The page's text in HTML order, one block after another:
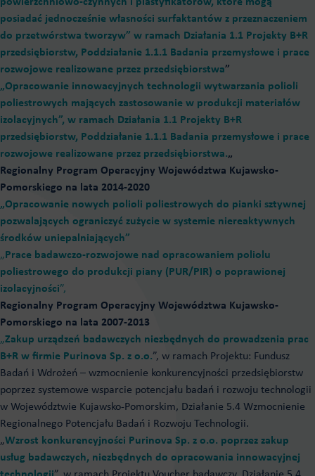
posiadać jednocześnie własności surfaktantów z przeznaczeniem
do przetwórstwa tworzyw” w ramach Działania 1.1 Projekty B+R
przedsiębiorstw, Poddziałanie 1.1.1 Badania przemysłowe i prace
rozwojowe realizowane przez przedsiębiorstwa”
„Opracowanie innowacyjnych technologii wytwarzania polioli
poliestrowych mających zastosowanie w produkcji materiałów
izolacyjnych”, w ramach Działania 1.1 Projekty B+R
przedsiębiorstw, Poddziałanie 1.1.1 Badania przemysłowe i prace
rozwojowe realizowane przez przedsiębiorstwa.„
Regionalny Program Operacyjny Województwa Kujawsko-
Pomorskiego na lata 2014-2020
„Opracowanie nowych polioli poliestrowych do pianki sztywnej
pozwalających ograniczyć zużycie w systemie niereaktywnych
środków uniepalniających”
„ Prace badawczo-rozwojowe nad opracowaniem poliolu
poliestrowego do produkcji piany (PUR/PIR) o poprawionej
izolacyjności”,
Regionalny Program Operacyjny Województwa Kujawsko-
Pomorskiego na lata 2007-2013
„Zakup urządzeń badawczych niezbędnych do prowadzenia prac
B+R w firmie Purinova Sp. z o.o.”, w ramach Projektu: Fundusz
Badań i Wdrożeń – wzmocnienie konkurencyjności przedsiębiorstw
poprzez systemowe wsparcie potencjału badań i rozwoju technologii
w Województwie Kujawsko-Pomorskim, Działanie 5.4 Wzmocnienie
Regionalnego Potencjału Badań i Rozwoju Technologii.
„Wzrost konkurencyjności Purinova Sp. z o.o. poprzez zakup
usług badawczych, niezbędnych do opracowania innowacyjnej